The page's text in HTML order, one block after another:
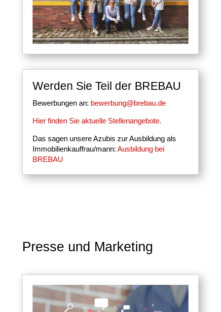
Werden Sie Teil der BREBAU
Bewerbungen an: bewerbung@brebau.de
Hier finden Sie aktuelle Stellenangebote.
Das sagen unsere Azubis zur Ausbildung als
Immobilienkauffrau/mann: Ausbildung bei
BREBAU
Presse und Marketing